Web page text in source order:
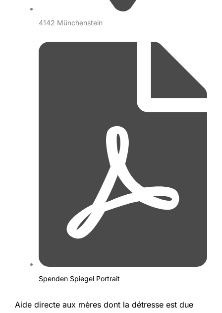
4142 Münchenstein
Spenden Spiegel Portrait
Aide directe aux mères dont la détresse est due